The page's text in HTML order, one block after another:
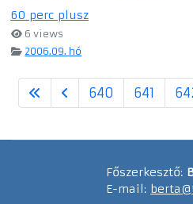
60 perc plusz
6 views
2006.09. hó
640 641
Főszerkesztő:
E-mail: